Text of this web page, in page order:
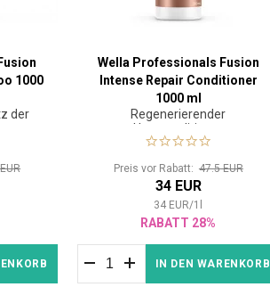
1000
der
Wella Professionals Fusion
Intense Repair Conditioner
1000 ml
Regenerierender
Haarconditioner
Preis vor Rabatt: 47.5 EUR
34 EUR
34 EUR/1
RABATT 28%
IN DEN WARENKORB